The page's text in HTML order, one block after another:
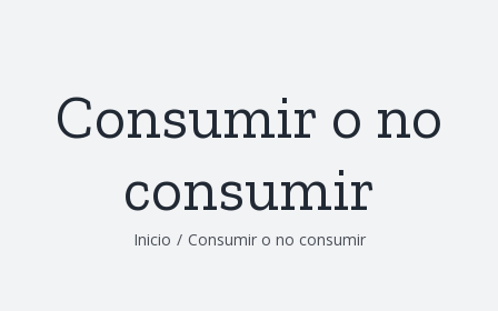
Consumir o no
consumir
Inicio / Consumir o no consumir